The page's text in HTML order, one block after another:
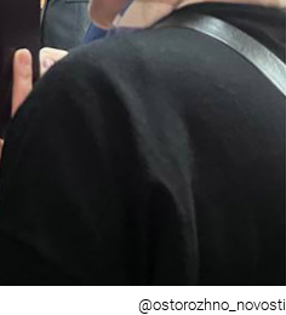
@ostorozhno_novosti